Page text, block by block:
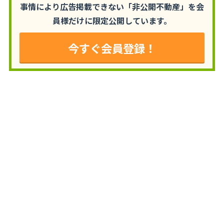
事情により広告掲載できない「非公開不動産」を会
員様だけに限定公開しています。
今すぐ会員登録！